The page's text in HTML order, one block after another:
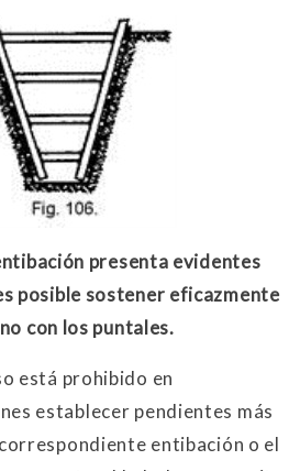
presenta evidentes
posible sostener eficazmente
con los puntales.
está prohibido en
establecer pendientes más
entibación o el